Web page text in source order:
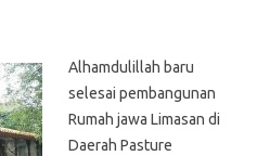
Alhamdulillah baru
selesai pembangunan
Rumah jawa Limasan di
Daerah Pasture